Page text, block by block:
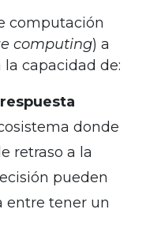
computación
computing) a
capacidad de:
donde
retraso a la
pueden
entre tener un